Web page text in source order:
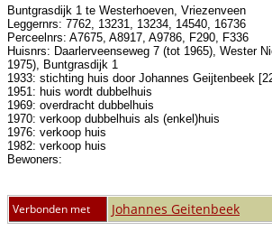
Buntgrasdijk 1 te Westerhoeven, Vriezenveen
Leggernrs: 7762, 13231, 13234, 14540, 16736
Perceelnrs: A7675, A8917, A9786, F290, F336
Huisnrs: Daarlerveenseweg 7 (tot 1965), Wester
1975), Buntgrasdijk 1
1933: stichting huis door Johannes Geijtenbeek
1951: huis wordt dubbelhuis
1969: overdracht dubbelhuis
1970: verkoop dubbelhuis als (enkel)huis
1976: verkoop huis
1982: verkoop huis
Bewoners:
Verbonden met Johannes Geitenbeek